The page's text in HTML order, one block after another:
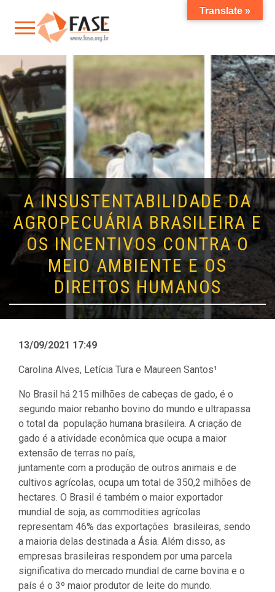
A INSUSTENTABILIDADE DA
AGROPECUÁRIA BRASILEIRA E
OS INCENTIVOS CONTRA O
MEIO AMBIENTE E OS
DIREITOS HUMANOS
13/09/2021 17:49
Carolina Alves, Letícia Tura e Maureen Santos¹
No Brasil há 215 milhões de cabeças de gado, é o
segundo maior rebanho bovino do mundo e ultrapassa
o total da população humana brasileira. A criação de
gado é a atividade econômica que ocupa a maior
extensão de terras no país,
juntamente com a produção de outros animais e de
cultivos agrícolas, ocupa um total de 350,2 milhões de
hectares. O Brasil é também o maior exportador
mundial de soja, as commodities agrícolas
representam 46% das exportações brasileiras, sendo
a maioria delas destinada a Ásia. Além disso, as
empresas brasileiras respondem por uma parcela
significativa do mercado mundial de carne bovina e o
país é o 3º maior produtor de leite do mundo.
Translate »